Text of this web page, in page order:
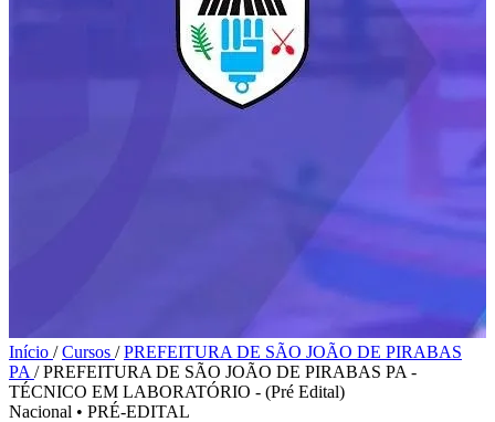
Início / Cursos / PREFEITURA DE SÃO JOÃO DE PIRABAS
PA / PREFEITURA DE SÃO JOÃO DE PIRABAS PA -
TÉCNICO EM LABORATÓRIO - (Pré Edital)
Nacional • PRÉ-EDITAL